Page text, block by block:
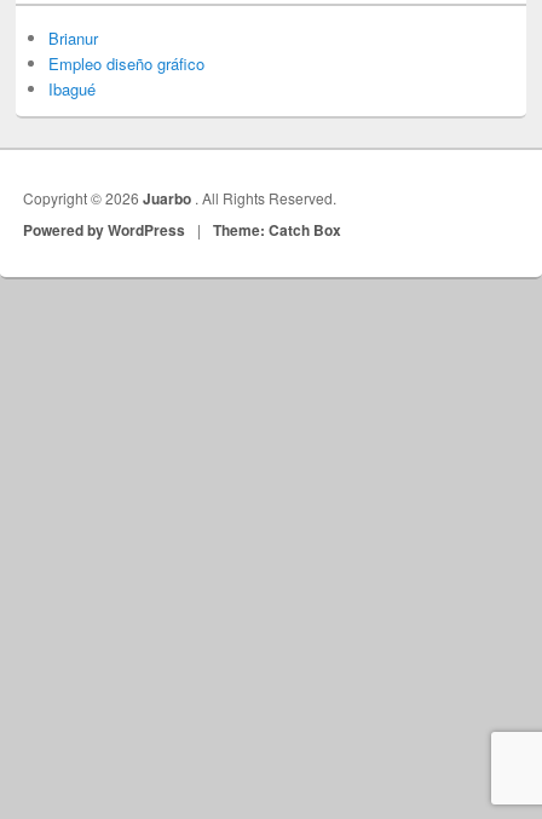
Brianur
Empleo diseño gráfico
Ibagué
Copyright © 2026Juarbo . All Rights Reserved.
Powered by WordPress | Theme: Catch Box